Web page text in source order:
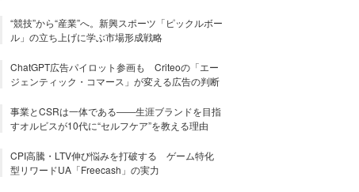
“競技”から“産業”へ。新興スポーツ「ピックルボー
ル」の立ち上げに学ぶ市場形成戦略
ChatGPT広告パイロット参画も Criteoの「エー
ジェンティック・コマース」が変える広告の判断
事業とCSRは一体である――生涯ブランドを目指
すオルビスが10代に“セルフケア”を教える理由
CPI高騰・LTV伸び悩みを打破する ゲーム特化
型リワードUA「Freecash」の実力